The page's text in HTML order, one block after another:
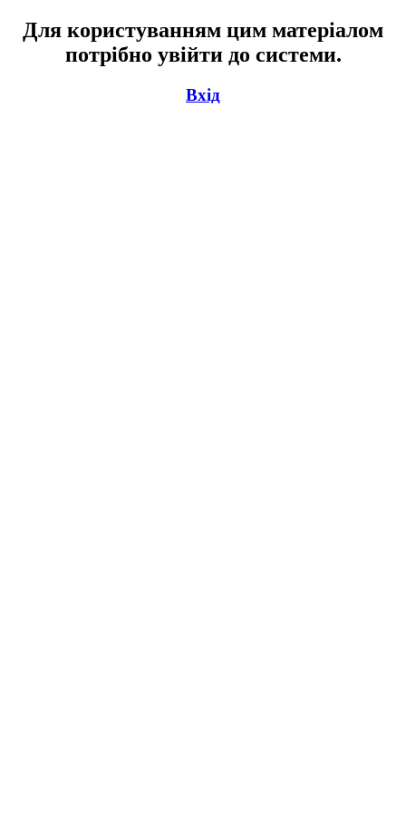
Для користуванням цим матеріалом
потрібно увійти до системи.
Вхід